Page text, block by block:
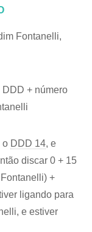
Fontanelli,
+ número
o DDD 14, e
discar 0 + 15
+
ligando para
e estiver